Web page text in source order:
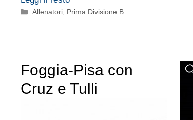
Categorie
Allenatori, Prima Divisione B
Foggia-Pisa con
Cruz e Tulli